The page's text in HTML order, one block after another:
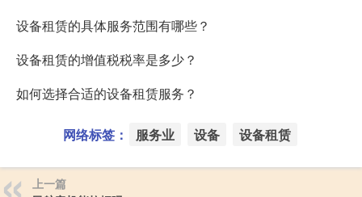
设备租赁的具体服务范围有哪些？
设备租赁的增值税税率是多少？
如何选择合适的设备租赁服务？
网络标签： 服务业 设备 设备租赁
上一篇